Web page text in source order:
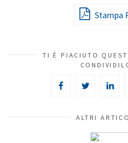
Stampa
TI È PIACIUTO
ALTRI